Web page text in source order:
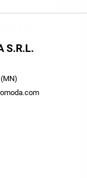
S.R.L.
del 20% su tutti i
a te riservate.